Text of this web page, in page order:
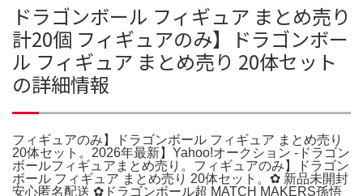
ドラゴンボール フィギュア まとめ売り
計20個 フィギュアのみ】ドラゴンボー
ル フィギュア まとめ売り 20体セット
の詳細情報
フィギュアのみ】ドラゴンボール フィギュア まとめ売り
20体セット。2026年最新】Yahoo!オークション -ドラゴン
ボールフィギュアまとめ売り。フィギュアのみ】ドラゴン
ボール フィギュア まとめ売り 20体セット。✿ 新品未開封
安心匿名配送 ✿ドラゴンボール超 MATCH MAKERS孫悟